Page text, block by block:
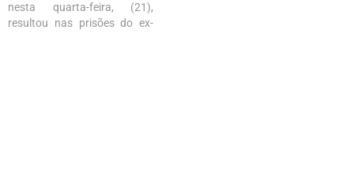
nesta quarta-feira, (21),
resultou nas prisões do ex-